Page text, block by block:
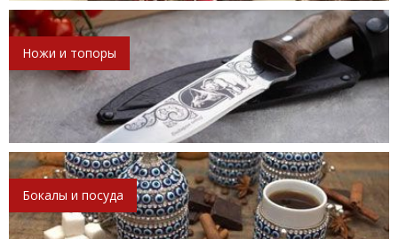
Ножи и топоры
Бокалы и посуда